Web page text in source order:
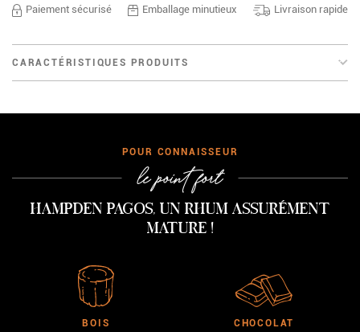
Paiement sécurisé Emballage minutieux Livraison rapide
CARACTÉRISTIQUES PRODUITS
le point fort
Hampden Pagos, un rhum assurément
mature !
CONNAISSEUR
BOIS CHOCOLAT